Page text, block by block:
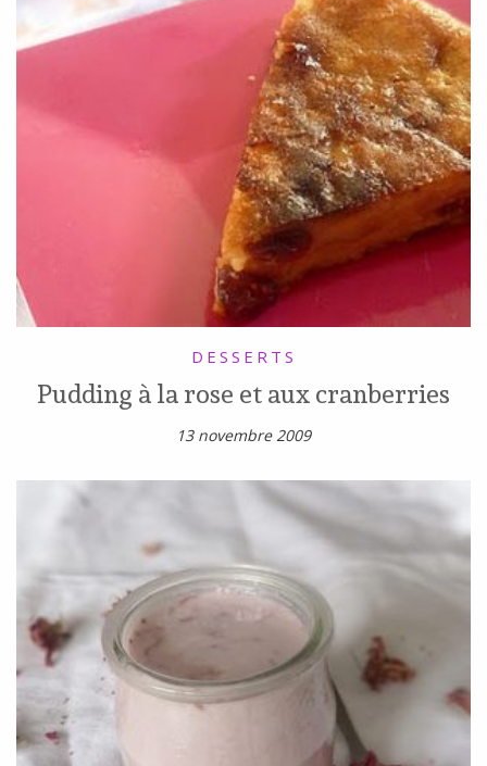
DESSERTS
Pudding à la rose et aux cranberries
13 novembre 2009